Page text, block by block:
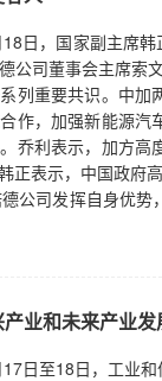
日，国家副主席
公司董事会主席索
列重要共识。中
作，加强新能源
乔利表示，加方
正表示，中国政府
公司发挥自身优
业和未来产业发
日至18日，工业